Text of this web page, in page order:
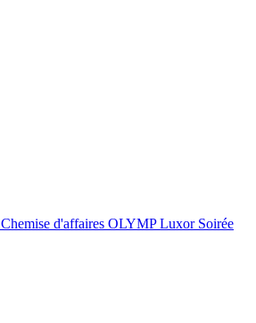
Chemise d'affaires OLYMP Luxor Soirée